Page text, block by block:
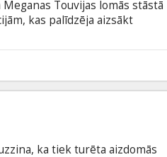
Touvijas lomās stāstā
kas palīdzēja aizsākt
filmu industrijas aizkulisēs.
un meklēt taisnību, mainot
latviešu un krievu valodā.
ka tiek turēta aizdomās